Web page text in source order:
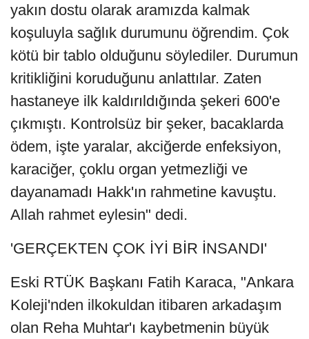
yakın dostu olarak aramızda kalmak
koşuluyla sağlık durumunu öğrendim. Çok
kötü bir tablo olduğunu söylediler. Durumun
kritikliğini koruduğunu anlattılar. Zaten
hastaneye ilk kaldırıldığında şekeri 600'e
çıkmıştı. Kontrolsüz bir şeker, bacaklarda
ödem, işte yaralar, akciğerde enfeksiyon,
karaciğer, çoklu organ yetmezliği ve
dayanamadı Hakk'ın rahmetine kavuştu.
Allah rahmet eylesin" dedi.
'GERÇEKTEN ÇOK İYİ BİR İNSANDI'
Eski RTÜK Başkanı Fatih Karaca, "Ankara
Koleji'nden ilkokuldan itibaren arkadaşım
olan Reha Muhtar'ı kaybetmenin büyük